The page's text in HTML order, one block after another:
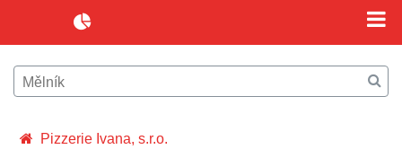
Pizzerie Ivana, s.r.o.